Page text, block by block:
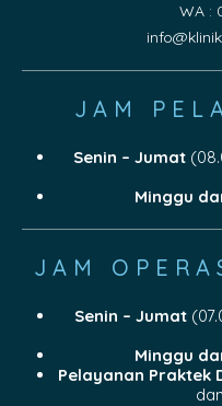
WA :
JAM
Senin – Jumat
Minggu
JAM
Senin – Jumat
Minggu
Pelayanan Praktek